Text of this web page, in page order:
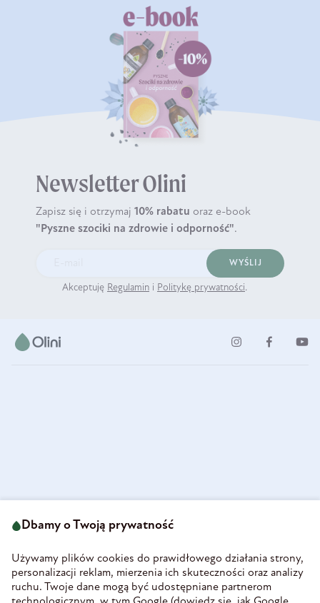
Newsletter Olini
Zapisz się i otrzymaj 10% rabatu oraz e-book
"Pyszne szociki na zdrowie i odporność".
WYŚLIJ
Akceptuję Regulamin i Politykę prywatności.
58-160 Świebodzice
REGON 890213034
INFORMACJE
Dbamy o Twoją prywatność
Używamy plików cookies do prawidłowego działania strony,
personalizacji reklam, mierzenia ich skuteczności oraz analizy
ruchu. Twoje dane mogą być udostępniane partnerom